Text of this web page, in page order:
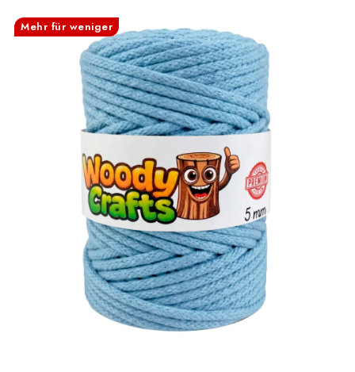
ZUBEHÖR ZUM HÄKELN
WOODY GARN
WOODY PREMIUM 5 MM
Zahlung & Versand
Nachhaltigkeit
Rücksendungen und Reklamationen
Kontakt
AGB
Datenschutzerklärung
Impressum
Mehr für weniger